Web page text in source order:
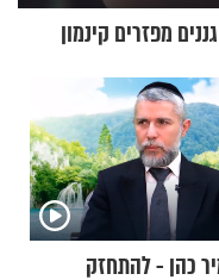
מפזרים קינמון
כהן - להתחזק